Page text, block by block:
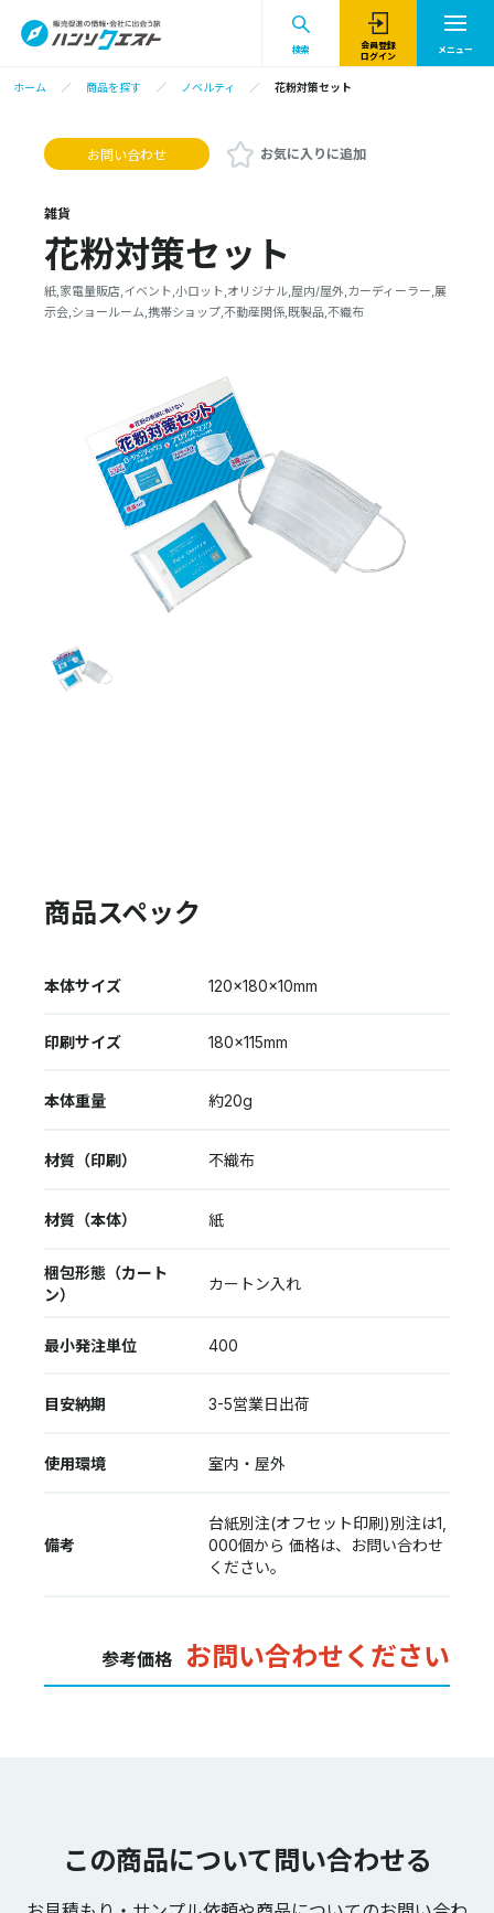
検索
会員登録
ログイン
メニュー
ホーム 商品を探す ノベルティ 花粉対策セット
お問い合わせ お気に入りに追加
雑貨
花粉対策セット
紙,家電量販店,イベント,小ロット,オリジナル,屋内/屋外,カーディーラー,展
示会,ショールーム,携帯ショップ,不動産関係,既製品,不織布
商品スペック
本体サイズ 120×180×10mm
印刷サイズ 180×115mm
本体重量 約20g
材質（印刷） 不織布
材質（本体） 紙
梱包形態（カート
ン）
カートン入れ
最小発注単位 400
目安納期 3-5営業日出荷
使用環境 室内・屋外
備考
台紙別注(オフセット印刷)別注は1,
000個から 価格は、お問い合わせ
ください。
参考価格 お問い合わせください
この商品について問い合わせる